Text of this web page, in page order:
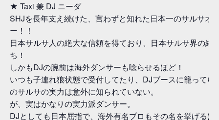
★ Taxi 兼 DJ ニーダ
SHJを長年支え続けた、言わずと知れた日本一のサルサオ
ー！！
日本サルサ人の絶大な信頼を得ており、日本サルサ界の縁
ち！
しかもDJの腕前は海外ダンサーも唸らせるほど！
いつも子連れ狼状態で受付してたり、DJブースに籠ってい
のサルサの実力は意外に知られていない。
が、実はかなりの実力派ダンサー。
DJとしても日本屈指で、海外有名プロもその名を挙げるほ